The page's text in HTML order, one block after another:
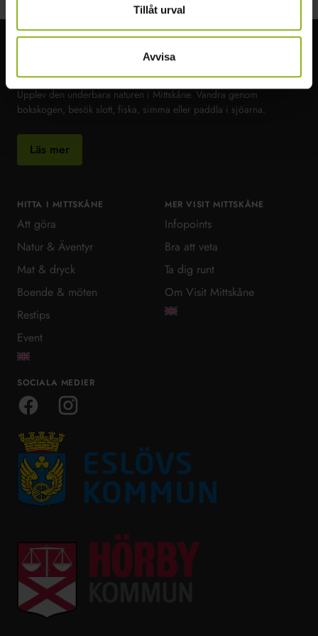
Tillåt urval
Avvisa
Upplev den underbara naturen i Mittskåne. Vandra genom
bokskogen, besök slott, fiska, simma eller paddla i sjöarna.
Läs mer
HITTA I MITTSKÅNE
Att göra
Natur & Äventyr
Mat & dryck
Boende & möten
Restips
Event
MER VISIT MITTSKÅNE
Infopoints
Bra att veta
Ta dig runt
Om Visit Mittskåne
SOCIALA MEDIER
Facebook